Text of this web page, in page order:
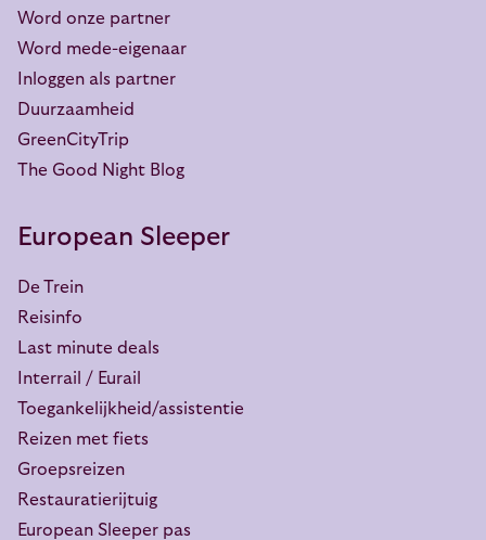
Word onze partner
Word mede-eigenaar
Inloggen als partner
Duurzaamheid
GreenCityTrip
The Good Night Blog
European Sleeper
De Trein
Reisinfo
Last minute deals
Interrail / Eurail
Toegankelijkheid/assistentie
Reizen met fiets
Groepsreizen
Restauratierijtuig
European Sleeper pas